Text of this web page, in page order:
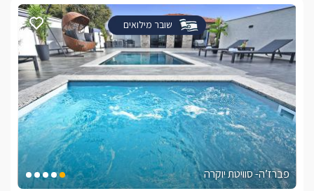
שובר מילואים
פברז’ה- סוויטת יוקרה